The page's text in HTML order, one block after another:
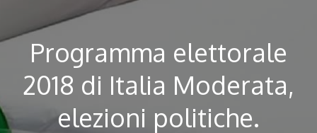
Programma elettorale
2018 di Italia Moderata,
elezioni politiche.